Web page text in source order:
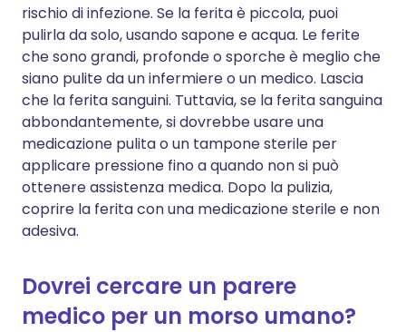
rischio di infezione. Se la ferita è piccola, puoi
pulirla da solo, usando sapone e acqua. Le ferite
che sono grandi, profonde o sporche è meglio che
siano pulite da un infermiere o un medico. Lascia
che la ferita sanguini. Tuttavia, se la ferita sanguina
abbondantemente, si dovrebbe usare una
medicazione pulita o un tampone sterile per
applicare pressione fino a quando non si può
ottenere assistenza medica. Dopo la pulizia,
coprire la ferita con una medicazione sterile e non
adesiva.
Dovrei cercare un parere
medico per un morso umano?